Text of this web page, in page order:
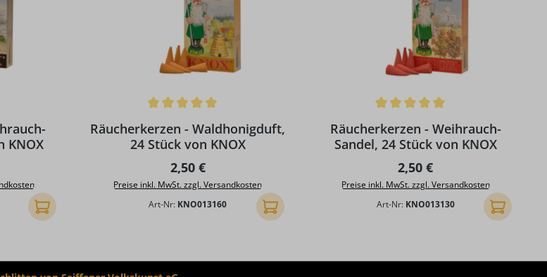
KNOX
In den Warenkorb
Räucherkerzen - Waldhonigduft,
24 Stück von KNOX
Regulärer Preis:
2,50 €
Preise inkl. MwSt. zzgl. Versandkosten
Art-Nr: KNO013160 In den Warenkorb
Räucherkerzen - Weihrauch-
Sandel, 24 Stück von KNOX
Regulärer Preis:
2,50 €
Preise inkl. MwSt. zzgl. Versandkosten
Art-Nr: KNO013130 In den